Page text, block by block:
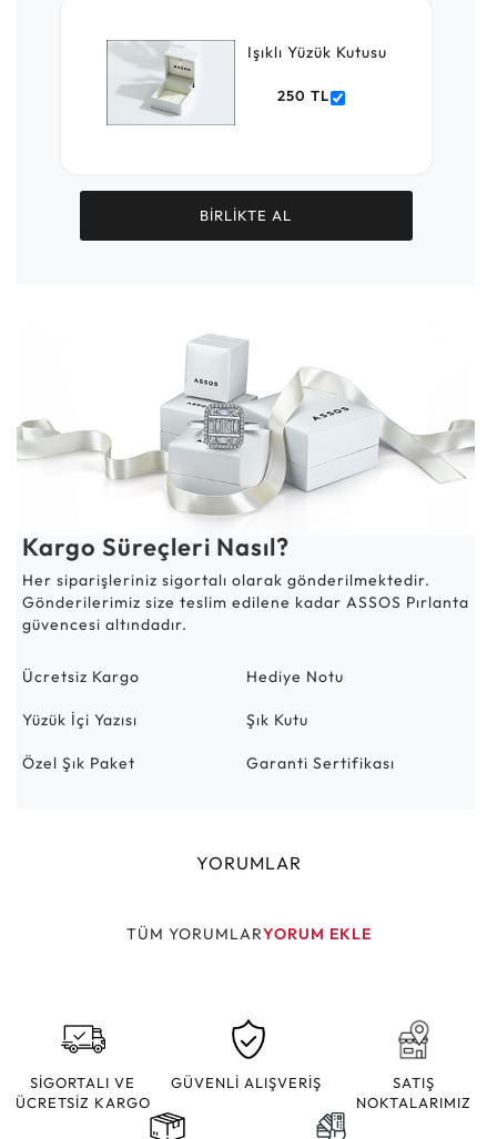
Işıklı Yüzük Kutusu
250 TL
BİRLİKTE AL
Kargo Süreçleri Nasıl?
Her siparişleriniz sigortalı olarak gönderilmektedir.
Gönderilerimiz size teslim edilene kadar ASSOS Pırlanta
güvencesi altındadır.
Ücretsiz Kargo Hediye Notu
Yüzük İçi Yazısı Şık Kutu
Özel Şık Paket Garanti Sertifikası
YORUMLAR
TÜM YORUMLARYORUM EKLE
SİGORTALI VE
ÜCRETSİZ KARGO
GÜVENLİ ALIŞVERİŞ
SATIŞ
NOKTALARIMIZ